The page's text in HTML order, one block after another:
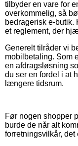
tilbyder en vare for
overkommelig, så
bedragerisk e-butik.
et reglement, der
Generelt tilråder vi
mobilbetaling. Som
en afdragsløsning
du ser en fordel i at
længere tidsrum.
Før nogen shopper
burde de når alt
forretningsvilkår,